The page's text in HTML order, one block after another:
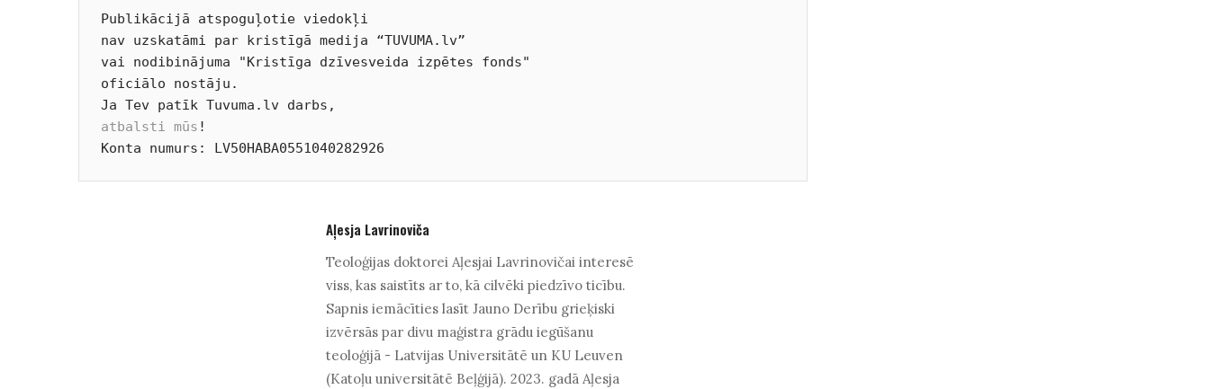
Publikācijā atspoguļotie viedokļi
nav uzskatāmi par kristīgā medija “TUVUMA.lv”
vai nodibinājuma "Kristīga dzīvesveida izpētes fonds"
oficiālo nostāju.
atbalsti mūs !
Konta numurs: LV50HABA0551040282926
Aļesja Lavrinoviča
Teoloģijas doktorei Aļesjai Lavrinovičai interesē
viss, kas saistīts ar to, kā cilvēki piedzīvo ticību.
Sapnis iemācīties lasīt Jauno Derību grieķiski
izvērsās par divu maģistra grādu iegūšanu
teoloģijā - Latvijas Universitātē un KU Leuven
(Katoļu universitātē Beļģijā). 2023. gadā Aļesja